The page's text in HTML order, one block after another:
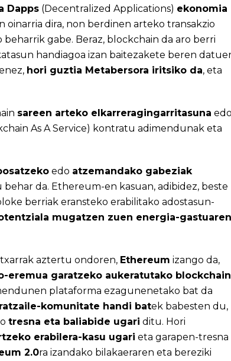
Dapps (Decentralized Applications) ekonomia
oinarria dira, non berdinen arteko transakzio
gabe. Beraz, blockchain da aro berri
handiagoa izan baitezakete beren
hori guztia Metabersora iritsiko da, eta
sareen arteko elkarreragingarritasuna edo
As A Service) kontratu adimendunak eta
edo atzemandako gabeziak
da. Ethereum-en kasuan, adibidez, beste
berriak eransteko erabilitako adostasun-
mugatzen zuen energia-gastuaren
aztertu ondoren, Ethereum izango da,
eremua garatzeko aukeratutako blockchain
plataforma ezagunenetako bat da
komunitate handi batek babesten du,
tresna eta baliabide ugari ditu. Hori
erabilera-kasu ugari eta garapen-tresna
2.0ra izandako bilakaeraren eta bereziki